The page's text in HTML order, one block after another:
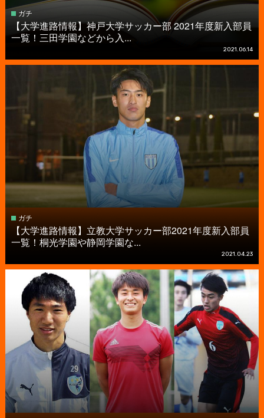
ガチ
【大学進路情報】神戸大学サッカー部 2021年度新入部員
一覧！三田学園などから入...
2021.06.14
ガチ
【大学進路情報】立教大学サッカー部2021年度新入部員
一覧！桐光学園や静岡学園な...
2021.04.23